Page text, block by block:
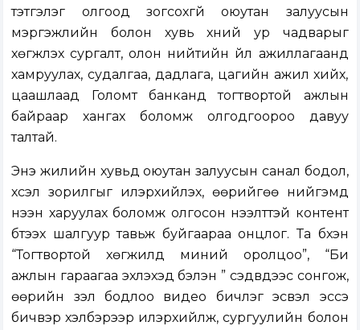
тэтгэлэг олгоод зогсохгүй оюутан залуусын
мэргэжлийн болон хувь хүний ур чадварыг
хөгжүүлэх сургалт, олон нийтийн үйл ажиллагаанд
хамруулах, судалгаа, дадлага, цагийн ажил хийх,
цаашлаад Голомт банканд тогтвортой ажлын
байраар хангах боломж олгодгоороо давуу
талтай.
Энэ жилийн хувьд оюутан залуусын санал бодол,
хүсэл зорилгыг илэрхийлэх, өөрийгөө нийгэмд
нээн харуулах боломж олгосон нээлттэй контент
бүтээх шалгуур тавьж буйгаараа онцлог. Та бүхэн
“Тогтвортой хөгжилд миний оролцоо”, “Би
ажлын гараагаа эхлэхэд бэлэн үү” сэдвүүдээс сонгож,
өөрийн үзэл бодлоо видео бичлэг эсвэл эссэ
бичвэр хэлбэрээр илэрхийлж, сургуулийн болон